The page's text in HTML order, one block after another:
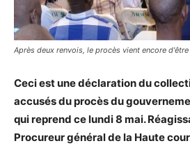
Après deux renvois, le procès vient encore
Ceci est une déclaration du
accusés du procès du
qui reprend ce lundi 8 mai.
Procureur général de la Haute